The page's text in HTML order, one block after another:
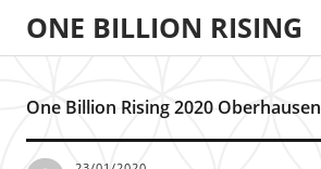
ONE BILLION RISING
One Billion Rising 2020 Oberhausen